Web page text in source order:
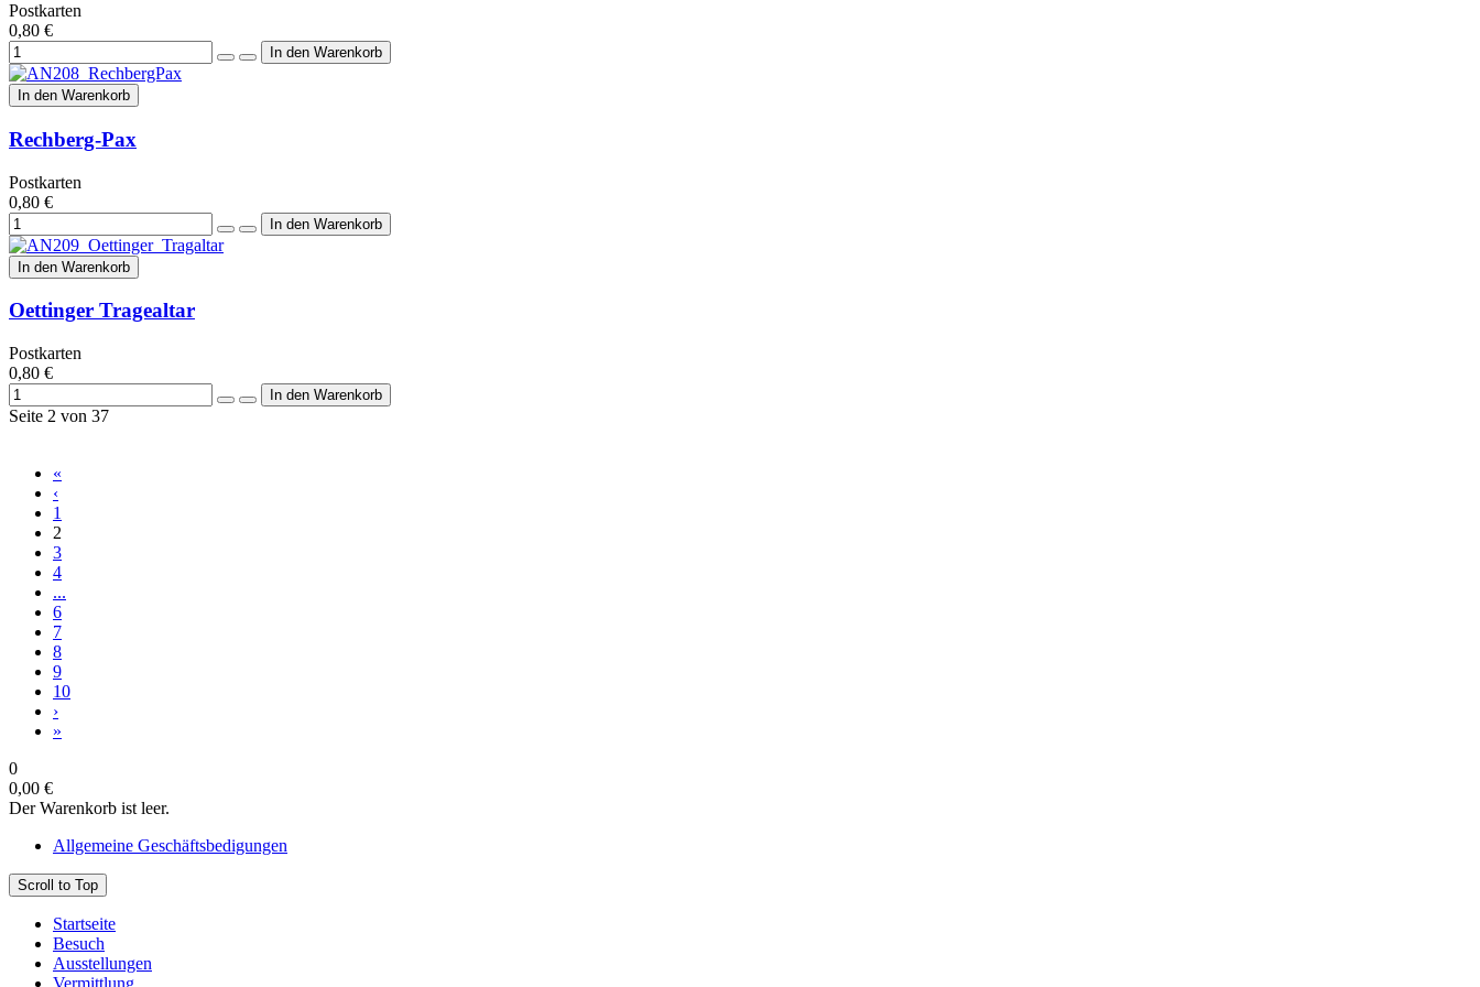
Postkarten
0,80 €
In den Warenkorb
Rechberg-Pax
Postkarten
0,80 €
In den Warenkorb
Oettinger Tragealtar
Postkarten
0,80 €
Seite 2 von 37
«
‹
1
2
3
4
...
6
7
8
9
10
›
»
0
0,00 €
Der Warenkorb ist leer.
Allgemeine Geschäftsbedigungen
Scroll to Top
Startseite
Besuch
Ausstellungen
Vermittlung